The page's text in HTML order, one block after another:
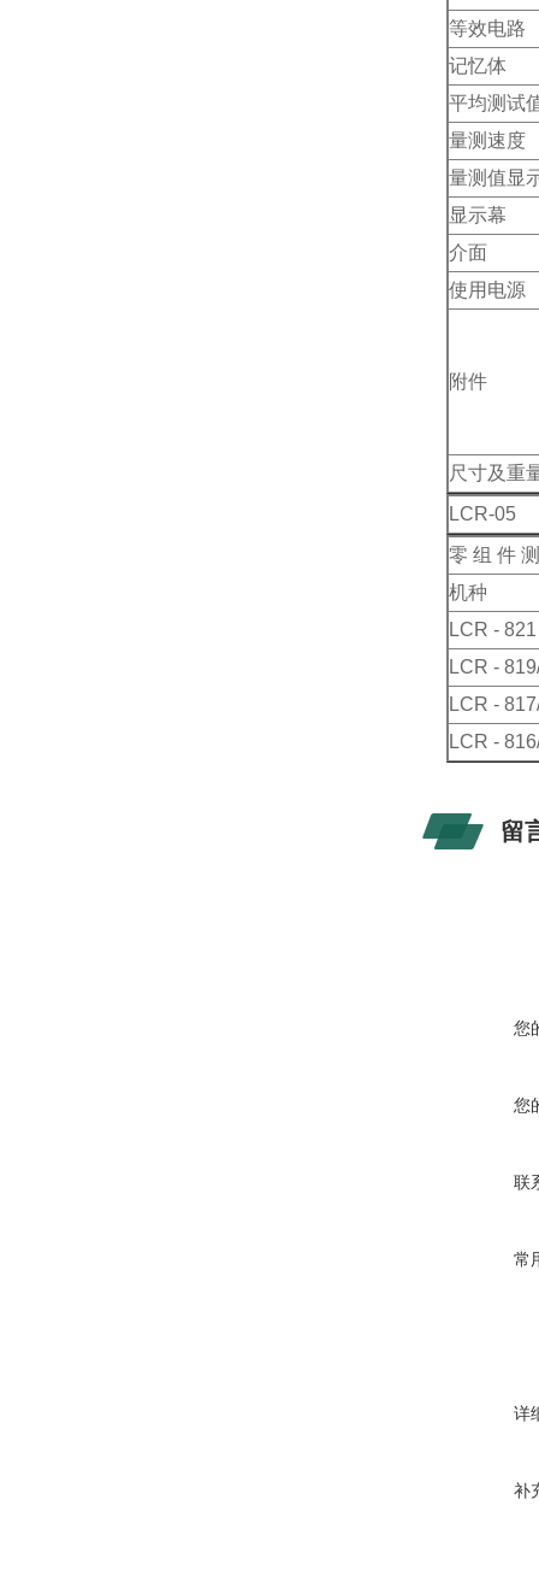
等效电路
记忆体
平均测试
量测速度
量测值显
显示幕
介面
使用电源
附件
尺寸及重
LCR-05
零 组 件
机种
LCR - 821
LCR -
LCR -
LCR -
留
您
您
联
常
详
补